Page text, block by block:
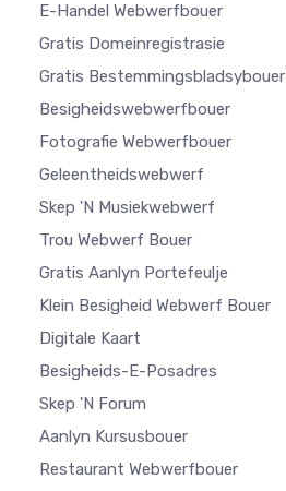
E-Handel Webwerfbouer
Gratis Domeinregistrasie
Gratis Bestemmingsbladsybouer
Besigheidswebwerfbouer
Fotografie Webwerfbouer
Geleentheidswebwerf
Skep 'n Musiekwebwerf
Trou Webwerf Bouer
Gratis Aanlyn Portefeulje
Klein Besigheid Webwerf Bouer
Digitale Kaart
Besigheids-E-Posadres
Skep 'n Forum
Aanlyn Kursusbouer
Restaurant Webwerfbouer